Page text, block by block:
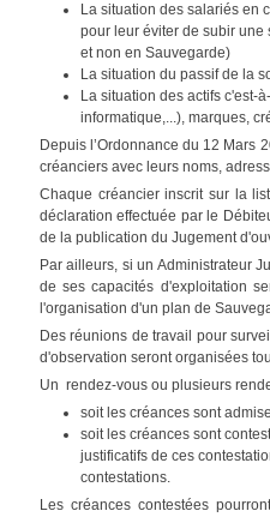
La situation des salariés en
pour leur éviter de subir
et non en Sauvegarde)
La situation du passif de la
La situation des actifs c'est-
informatique,...), marques,
Depuis l’Ordonnance du 12 Mars
créanciers avec leurs noms,
Chaque créancier inscrit sur la
déclaration effectuée par le
de la publication du Jugement
Par ailleurs, si un Administrateur
de ses capacités d'exploitation
l'organisation d'un plan de
Des réunions de travail pour
d'observation seront organisées
Un rendez-vous ou plusieurs
soit les créances sont
soit les créances sont
justificatifs de ces
contestations.
Les créances contestées